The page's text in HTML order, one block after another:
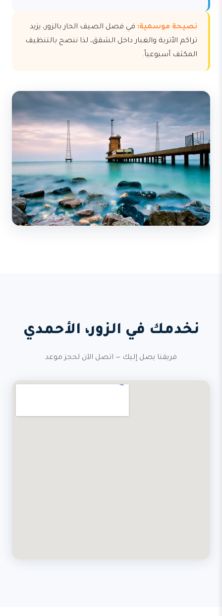
نصيحة موسمية: في فصل الصيف الحار بالزور، يزيد
تراكم الأتربة والغبار داخل الشقق، لذا ننصح بالتنظيف
المكثف أسبوعياً.
نخدمك في الزور، الأحمدي
فريقنا يصل إليك — اتصل الآن لحجز موعد